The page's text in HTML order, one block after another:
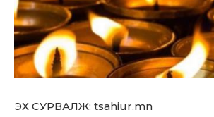
ЭХ СУРВАЛЖ: tsahiur.mn